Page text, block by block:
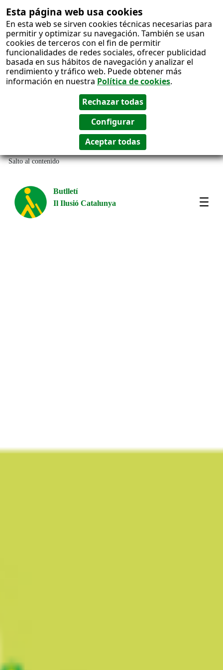
Esta página web usa cookies
En esta web se sirven cookies técnicas necesarias para
permitir y optimizar su navegación. También se usan
cookies de terceros con el fin de permitir
funcionalidades de redes sociales, ofrecer publicidad
basada en sus hábitos de navegación y analizar el
rendimiento y tráfico web. Puede obtener más
información en nuestra Política de cookies.
Salto al contenido
Butlletí
Il Ilusió Catalunya